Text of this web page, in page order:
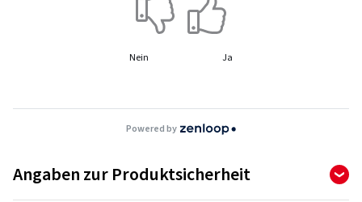
Nein Ja
Powered by
Angaben zur Produktsicherheit